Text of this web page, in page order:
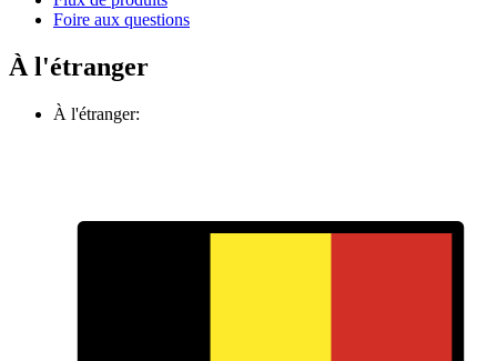
Foire aux questions
À l'étranger
À l'étranger: